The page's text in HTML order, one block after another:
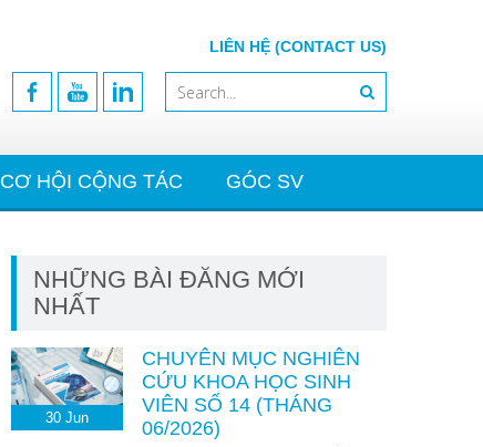
LIÊN HỆ (CONTACT US)
CƠ HỘI CỘNG TÁC GÓC SV
NHỮNG BÀI ĐĂNG MỚI
NHẤT
30 Jun
CHUYÊN MỤC NGHIÊN
CỨU KHOA HỌC SINH
VIÊN SỐ 14 (THÁNG
06/2026)